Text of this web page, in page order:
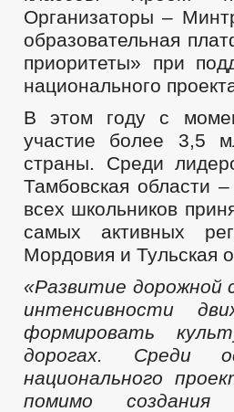
Организаторы –
образовательная
приоритеты» при
национального
В этом году с
участие более 3,5
страны. Среди
Тамбовская области
всех школьников
самых активных
Мордовия и Тульская
«Развитие
интенсивности
формировать
дорогах. Среди
национального
помимо создания